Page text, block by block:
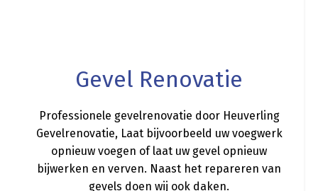
Gevel Renovatie
Professionele gevelrenovatie door Heuverling
Gevelrenovatie, Laat bijvoorbeeld uw voegwerk
opnieuw voegen of laat uw gevel opnieuw
bijwerken en verven. Naast het repareren van
gevels doen wij ook daken.